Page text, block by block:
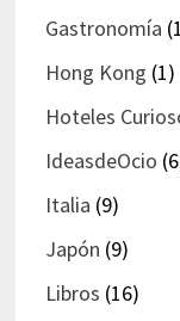
Gastronomía
Hong Kong (1)
Hoteles
IdeasdeOcio
Italia (9)
Japón (9)
Libros (16)